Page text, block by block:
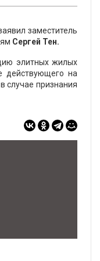
заместитель
Сергей Тен.
элитных жилых
действующего на
случае признания